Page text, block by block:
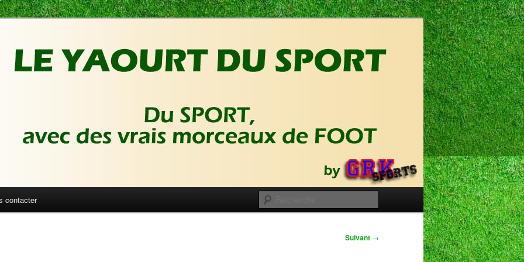
de foot | Gronique's Sports Blog
contacter
Suivant →